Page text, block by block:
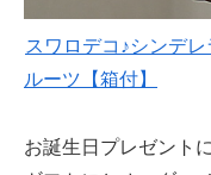
スワロデコ♪シンデ
ルーツ【箱付】
お誕生日プレゼント